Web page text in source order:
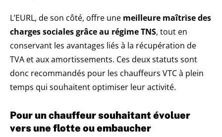
L’EURL, de son côté, offre une meilleure maîtrise des
charges sociales grâce au régime TNS, tout en
conservant les avantages liés à la récupération de
TVA et aux amortissements. Ces deux statuts sont
donc recommandés pour les chauffeurs VTC à plein
temps qui souhaitent optimiser leur activité.
Pour un chauffeur souhaitant évoluer
vers une flotte ou embaucher